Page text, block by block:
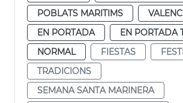
POBLATS MARITIMS
EN PORTADA
EN PORTADA
NORMAL
FIESTAS
TRADICIONS
SEMANA SANTA MARINERA